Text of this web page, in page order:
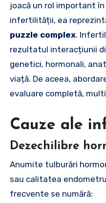
joacă un rol important
infertilității, ea
puzzle complex.
rezultatul interacțiunii
genetici, hormonali,
viață. De aceea,
evaluare completă,
Cauze ale
Dezechilibre
Anumite tulburări
sau calitatea
frecvente se numără: